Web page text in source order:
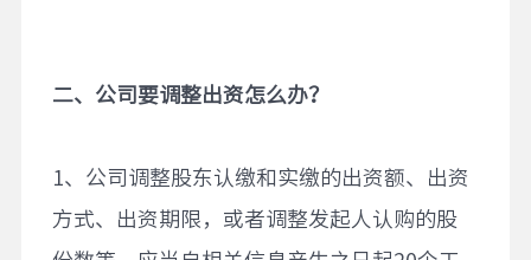
二、公司要调整出资怎么办？
1、公司调整股东认缴和实缴的出资额、出资
方式、出资期限，或者调整发起人认购的股